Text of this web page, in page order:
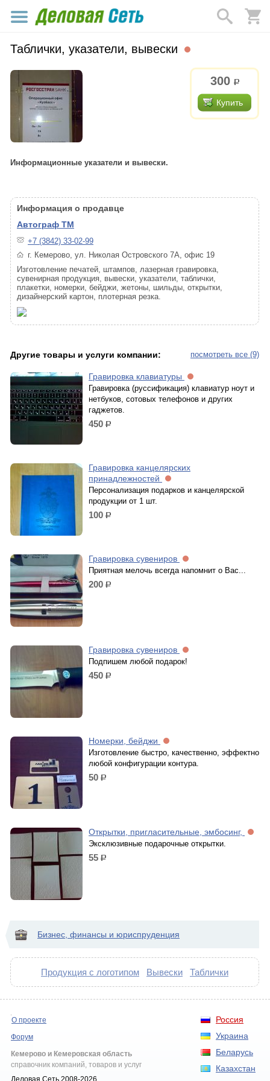
Таблички, указатели, вывески
300 р.
Купить
Информационные указатели и вывески.
Информация о продавце
Автограф ТМ
+7 (3842) 33-02-99
г. Кемерово, ул. Николая Островского 7А, офис 19
Изготовление печатей, штампов, лазерная гравировка,
сувенирная продукция, вывески, указатели, таблички,
плакетки, номерки, бейджи, жетоны, шильды, открытки,
дизайнерский картон, плотерная резка.
посмотреть все (9)
Другие товары и услуги компании:
Гравировка клавиатуры
Гравировка (руссификация) клавиатур ноут и
нетбуков, сотовых телефонов и других
гаджетов.
450 р.
Гравировка канцелярских
принадлежностей
Персонализация подарков и канцелярской
продукции от 1 шт.
100 р.
Гравировка сувениров
Приятная мелочь всегда напомнит о Вас...
200 р.
Гравировка сувениров
Подпишем любой подарок!
450 р.
Номерки, бейджи
Изготовление быстро, качественно, эффектно
любой конфигурации контура.
50 р.
Открытки, пригласительные, эмбосинг,
Эксклюзивные подарочные открытки.
55 р.
Бизнес, финансы и юриспруденция
Продукция с логотипом Вывески Таблички
Россия
Украина
Беларусь
Казахстан
О проекте
Форум
Кемерово и Кемеровская область
справочник компаний, товаров и услуг
Деловая Сеть 2008-2026